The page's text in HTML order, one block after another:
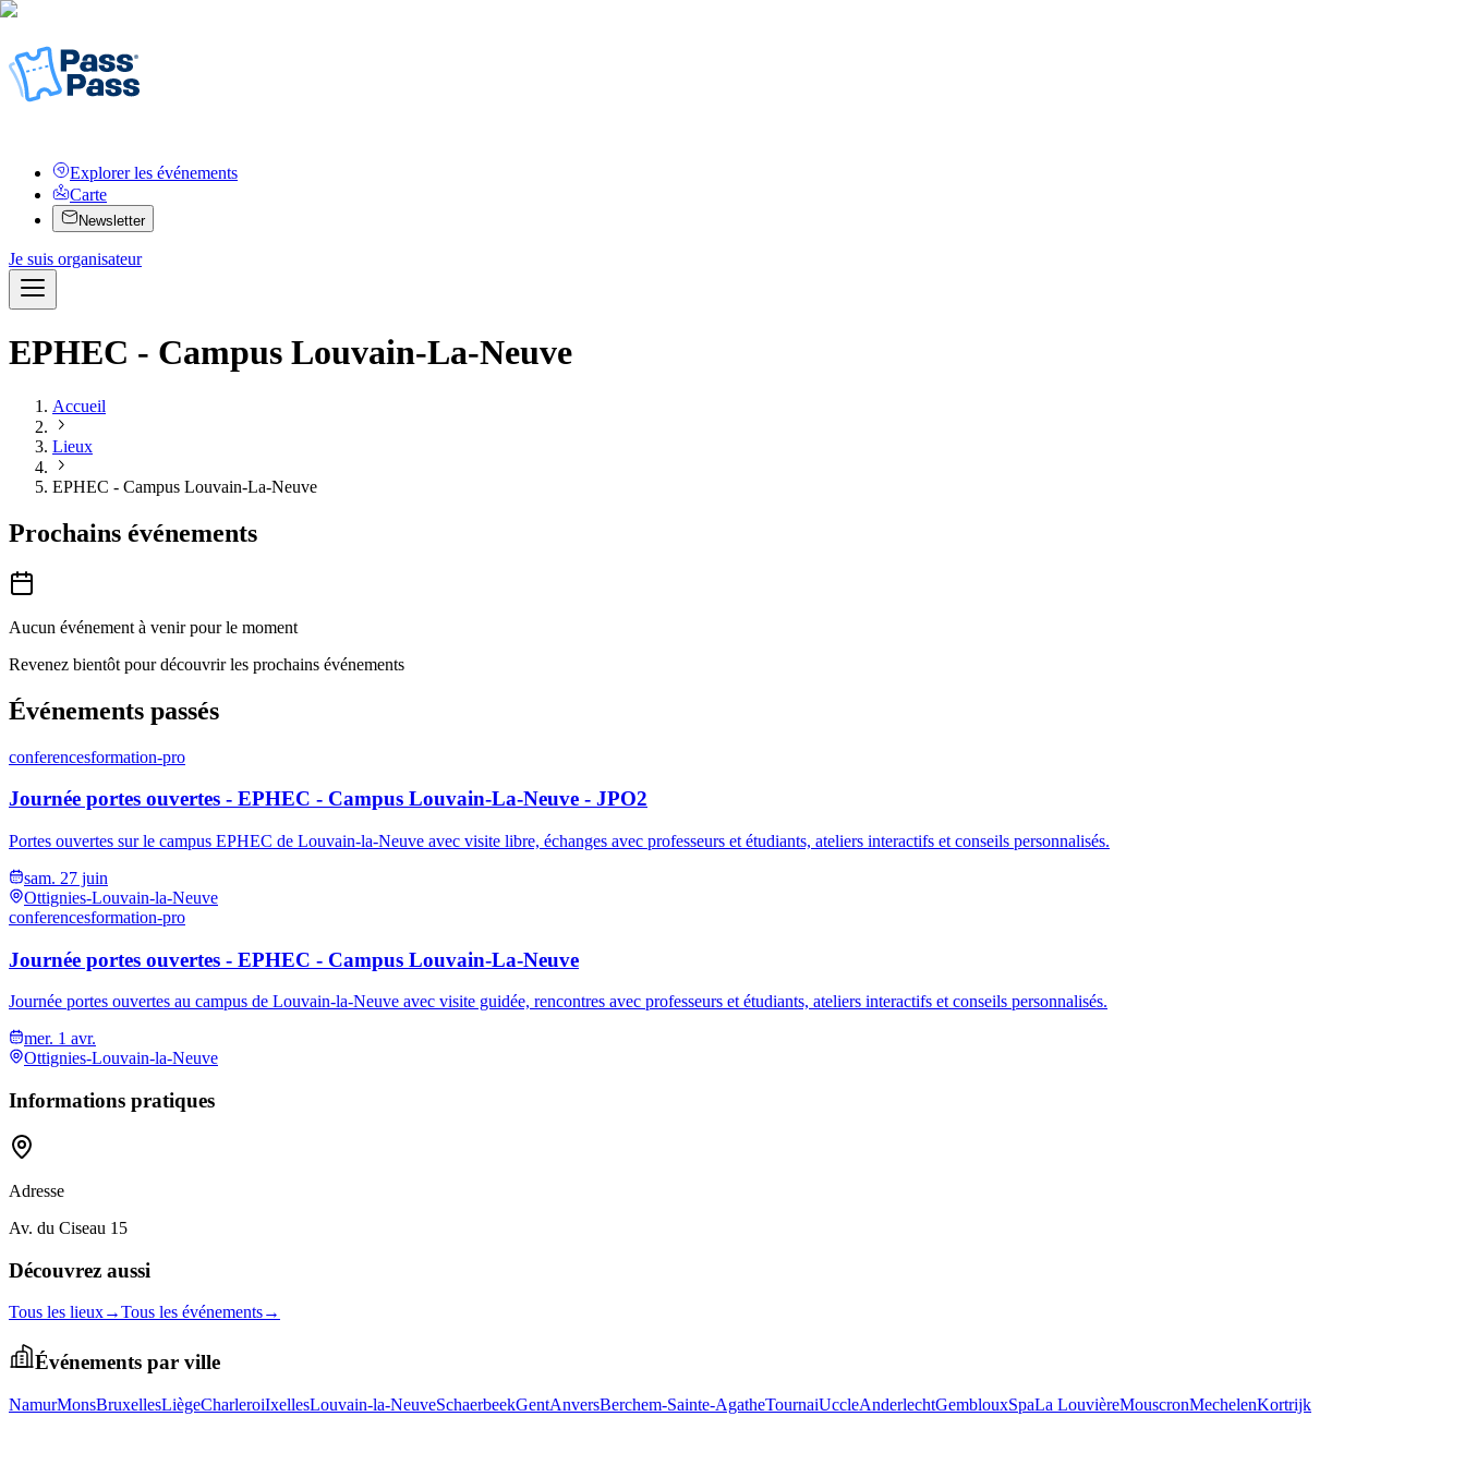
Explorer les événements
Carte
Newsletter
Je suis organisateur
EPHEC - Campus Louvain-La-Neuve
Accueil
Lieux
EPHEC - Campus Louvain-La-Neuve
Prochains événements
Aucun événement à venir pour le moment
Revenez bientôt pour découvrir les prochains événements
Événements passés
conferencesformation-pro
Journée portes ouvertes - EPHEC - Campus Louvain-La-Neuve - JPO2
Portes ouvertes sur le campus EPHEC de Louvain-la-Neuve avec visite libre, échanges avec professeurs et étudiants, ateliers interactifs et conseils personnalisés.
sam. 27 juin
Ottignies-Louvain-la-Neuve
conferencesformation-pro
Journée portes ouvertes - EPHEC - Campus Louvain-La-Neuve
Journée portes ouvertes au campus de Louvain-la-Neuve avec visite guidée, rencontres avec professeurs et étudiants, ateliers interactifs et conseils personnalisés.
mer. 1 avr.
Ottignies-Louvain-la-Neuve
Informations pratiques
Adresse
Av. du Ciseau 15
Découvrez aussi
Tous les lieux→Tous les événements→
Événements par ville
NamurMonsBruxellesLiègeCharleroiIxellesLouvain-la-NeuveSchaerbeekGentAnversBerchem-Sainte-AgatheTournaiUccleAnderlechtGemblouxSpaLa LouvièreMouscronMechelenKortrijk